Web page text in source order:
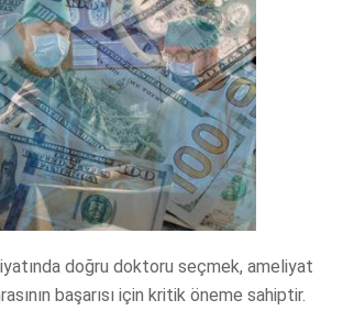
doğru doktoru seçmek, ameliyat
başarısı için kritik öneme sahiptir.